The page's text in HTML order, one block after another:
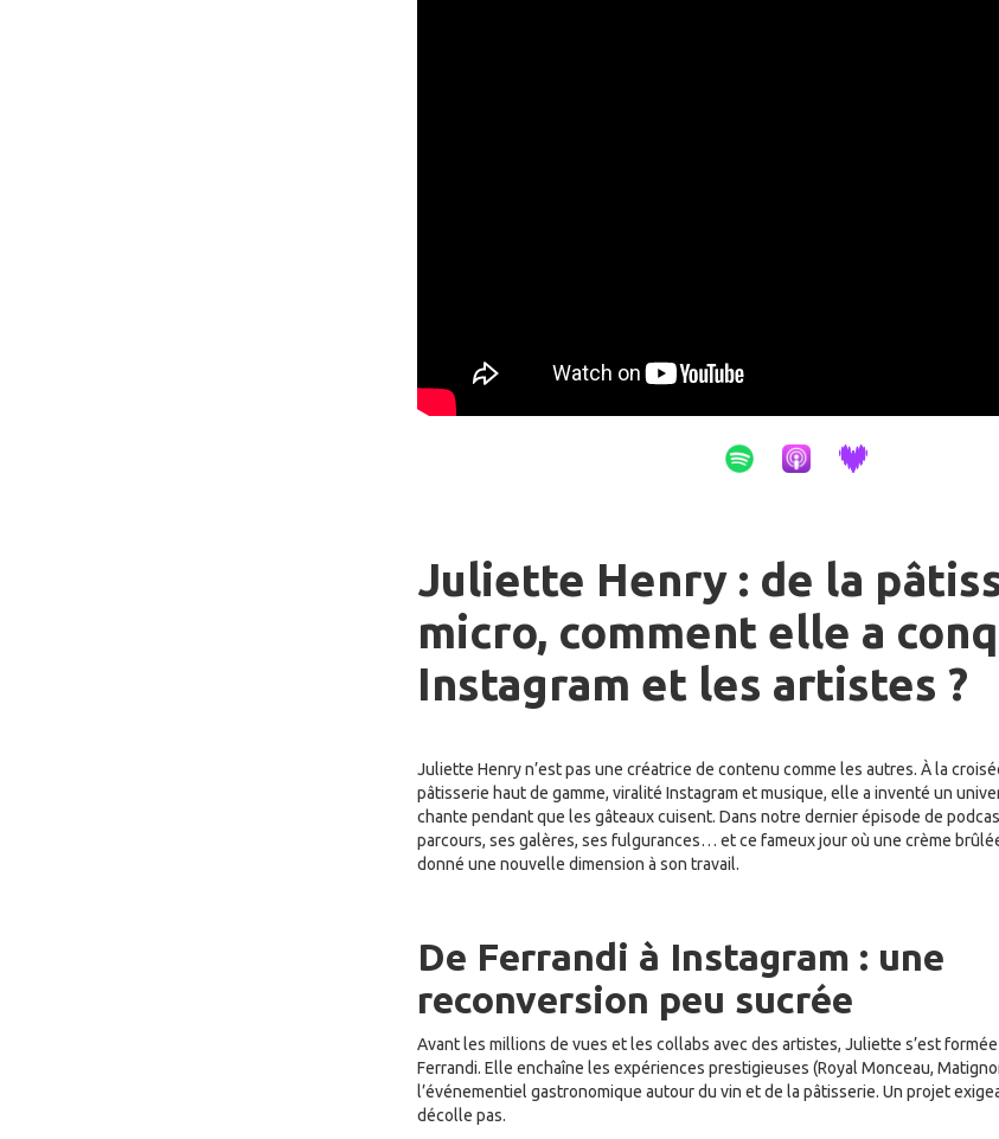
Juliette Henry : de la
micro, comment elle a
Instagram et les artistes ?
Juliette Henry n’est pas une créatrice de contenu comme les autres. À la
pâtisserie haut de gamme, viralité Instagram et musique, elle a inventé un
chante pendant que les gâteaux cuisent. Dans notre dernier épisode de
parcours, ses galères, ses fulgurances… et ce fameux jour où une crème
donné une nouvelle dimension à son travail.
De Ferrandi à Instagram : une
reconversion peu sucrée
Avant les millions de vues et les collabs avec des artistes, Juliette s’est
Ferrandi. Elle enchaîne les expériences prestigieuses (Royal Monceau,
l’événementiel gastronomique autour du vin et de la pâtisserie. Un projet
décolle pas.